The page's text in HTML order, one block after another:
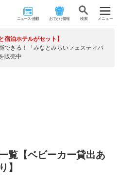
ニュース･連載 おでかけ情報 検 索 メニュー
宿泊ホテルがセット】
できる！「みなとみらいフェスティバ
販売中
覧【ベビーカー貸出あ
り】